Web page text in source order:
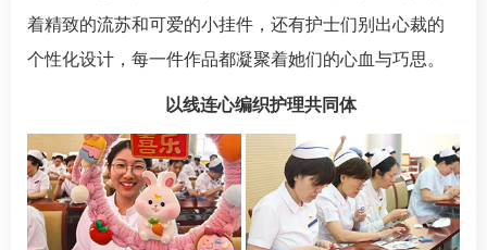
着精致的流苏和可爱的小挂件，还有护士们别出心裁的
个性化设计，每一件作品都凝聚着她们的心血与巧思。
以线连心编织护理共同体